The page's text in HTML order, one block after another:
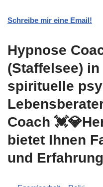
Schreibe mir eine Email!
Hypnose
(Staffelsee)
spirituelle
Coach
bietet Ihnen
und